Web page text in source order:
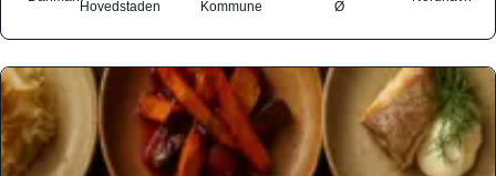
Hovedstaden Kommune Ø